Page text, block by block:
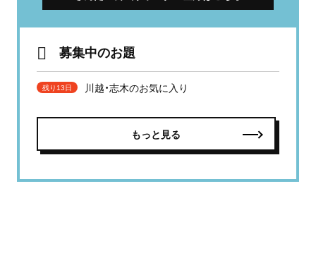
募集中のお題
残り13日 川越・志木のお気に入り
もっと見る